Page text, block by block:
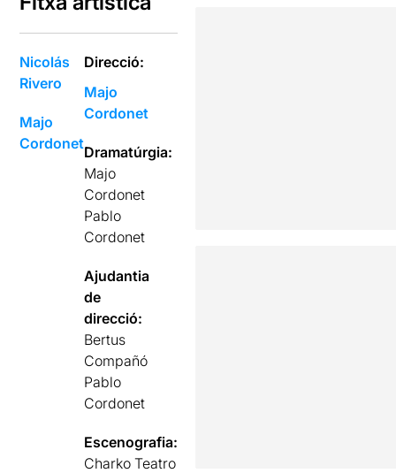
Nicolás
Rivero
Majo
Cordonet
Direcció:
Majo
Cordonet
Dramatúrgia:
Majo
Cordonet
Pablo
Cordonet
Ajudantia
de
direcció:
Bertus
Compañó
Pablo
Cordonet
Escenografia:
Charko Teatro